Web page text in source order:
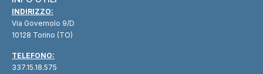
INDIRIZZO:
Via Governolo 9/D
10128 Torino (TO)
TELEFONO:
337.15.18.575